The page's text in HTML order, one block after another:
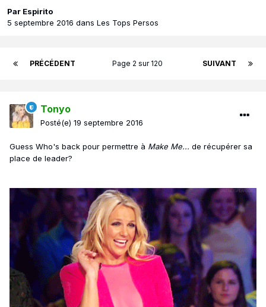
Par Espirito
5 septembre 2016 dans Les Tops Persos
PRÉCÉDENT SUIVANT
Page 2 sur 120
Tonyo
Posté(e) 19 septembre 2016
Guess Who's back pour permettre à Make Me... de récupérer sa
place de leader?